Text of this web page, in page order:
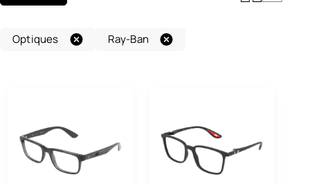
Optiques Ray-Ban